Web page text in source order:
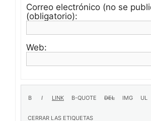
Correo electrónico (no se
(obligatorio):
Web: